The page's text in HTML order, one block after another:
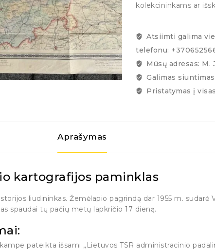
kolekcininkams ar
Atsiimti galima
telefonu:
Mūsų adresas: M.
Galimas
Pristatymas į
Aprašymas
kartografijos paminklas
liudininkas. Žemėlapio pagrindą dar 1955 m. sudarė
spaudai tų pačių metų lapkričio 17 dieną.
pateikta išsami „Lietuvos TSR administracinio